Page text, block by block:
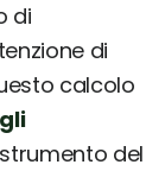
di
di
calcolo
del